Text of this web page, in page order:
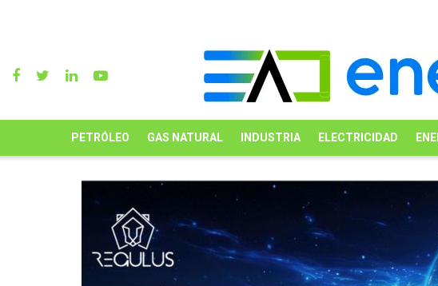
PETRÓLEO GAS NATURAL INDUSTRIA ELECTRICIDAD